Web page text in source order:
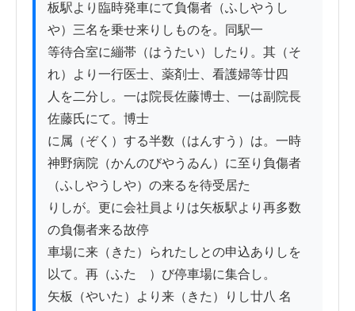
板駅より臨時発車にて負傷者（ふしやうし
や）三名を乗せ来りしものを。同駅一
等待合室に繃帯（はうたい）したり。其（そ
れ）より一行医士、薬剤士、看護婦等廿四
人を二分し。一は院長佐藤博士、一は副院長
佐藤氏にて。博士
に属（ぞく）する半数（はんすう）は。一時
神野病院（かんのびやうゐん）に至り負傷者
（ふしやうしや）の来るを待受居た
りしが。更に会社員よりは矢板駅より再多数
の負傷者来る故停
車場に来（きた）られたしとの申込ありしを
以て。再（ふたゝ）び停車場に集合し。
矢板（やいた）より来（きた）りし廿八 名